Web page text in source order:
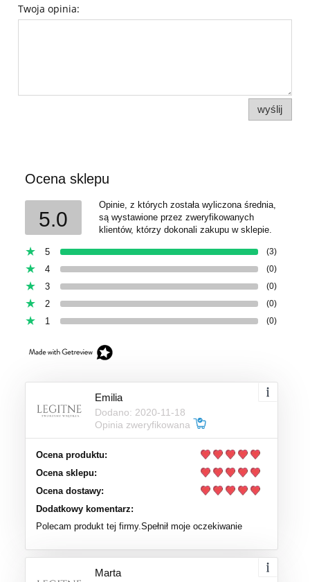
Twoja opinia:
wyślij
Ocena sklepu
5.0
Opinie, z których została wyliczona średnia,
są wystawione przez zweryfikowanych
klientów, którzy dokonali zakupu w sklepie.
5 (3)
4 (0)
3 (0)
2 (0)
1 (0)
Emilia
Dodano: 2020-11-18
Opinia zweryfikowana
Ocena produktu:
Ocena sklepu:
Ocena dostawy:
Dodatkowy komentarz:
Polecam produkt tej firmy.Spełnił moje oczekiwanie
Marta